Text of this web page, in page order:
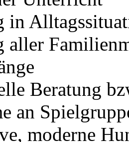
in
aller
Beratung
an
moderne